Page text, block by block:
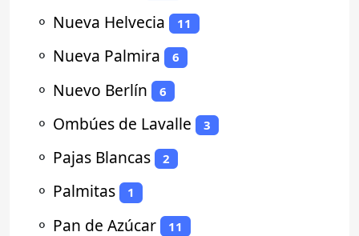
⚬ Nueva Helvecia 11
⚬ Nueva Palmira 6
⚬ Nuevo Berlín 6
⚬ Ombúes de Lavalle 3
⚬ Pajas Blancas 2
⚬ Palmitas 1
⚬ Pan de Azúcar 11